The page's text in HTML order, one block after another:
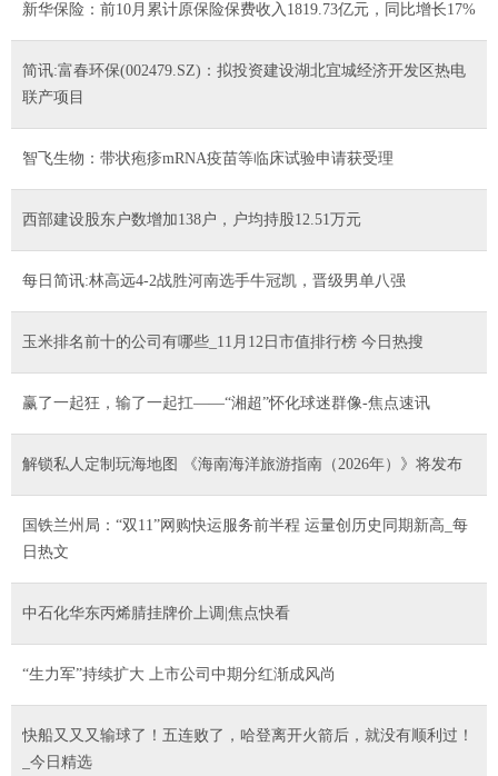
新华保险：前10月累计原保险保费收入1819.73亿元，同比增长17%
简讯:富春环保(002479.SZ)：拟投资建设湖北宜城经济开发区热电
联产项目
智飞生物：带状疱疹mRNA疫苗等临床试验申请获受理
西部建设股东户数增加138户，户均持股12.51万元
每日简讯:林高远4-2战胜河南选手牛冠凯，晋级男单八强
玉米排名前十的公司有哪些_11月12日市值排行榜 今日热搜
​赢了一起狂，输了一起扛——“湘超”怀化球迷群像-焦点速讯
解锁私人定制玩海地图 《海南海洋旅游指南（2026年）》将发布
国铁兰州局：“双11”网购快运服务前半程 运量创历史同期新高_每
日热文
中石化华东丙烯腈挂牌价上调|焦点快看
“生力军”持续扩大 上市公司中期分红渐成风尚
快船又又又输球了！五连败了，哈登离开火箭后，就没有顺利过！
_今日精选